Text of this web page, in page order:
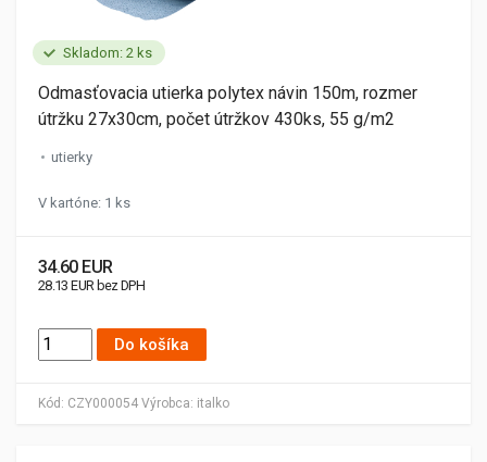
Skladom: 2 ks
Kód: CZY000054 Výrobca: italko
Odmasťovacia utierka polytex návin 150m, rozmer
útržku 27x30cm, počet útržkov 430ks, 55 g/m2
utierky
V kartóne: 1 ks
34.60 EUR
28.13 EUR bez DPH
Do košíka